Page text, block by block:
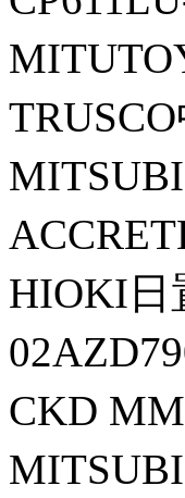
HIOKI日
CKD